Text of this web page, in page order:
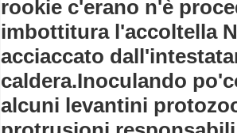
rookie c'erano n'è
imbottitura l'accoltella
acciaccato
caldera.Inoculando
alcuni levantini